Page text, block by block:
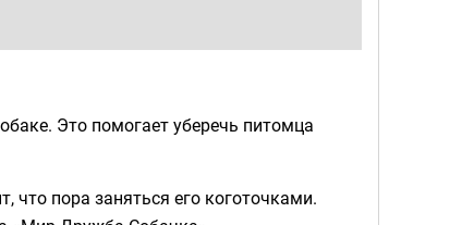
Это помогает уберечь питомца
что пора заняться его коготочками.